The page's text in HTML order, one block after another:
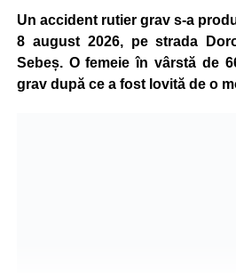
Un accident rutier grav s-a
8 august 2026, pe strada
Sebeș. O femeie în vârstă de
grav după ce a fost lovită de o